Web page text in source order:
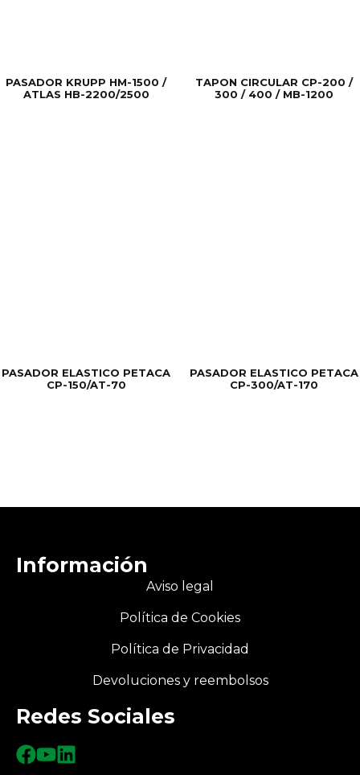
PASADOR KRUPP HM-1500 /
ATLAS HB-2200/2500
TAPON CIRCULAR CP-200 /
300 / 400 / MB-1200
PASADOR ELASTICO PETACA
CP-150/AT-70
PASADOR ELASTICO PETACA
CP-300/AT-170
Información
Aviso legal
Política de Cookies
Política de Privacidad
Devoluciones y reembolsos
Redes Sociales